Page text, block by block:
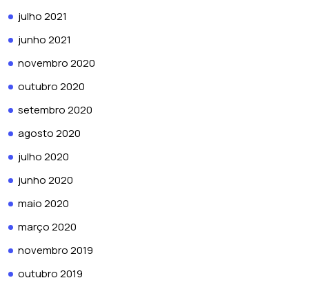
julho 2021
junho 2021
novembro 2020
outubro 2020
setembro 2020
agosto 2020
julho 2020
junho 2020
maio 2020
março 2020
novembro 2019
outubro 2019